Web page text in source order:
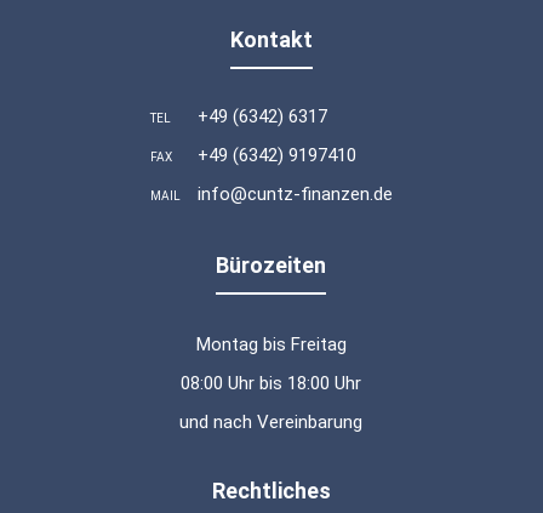
Kontakt
TEL +49 (6342) 6317
FAX +49 (6342) 9197410
MAIL info@cuntz-finanzen.de
Bürozeiten
Montag bis Freitag
08:00 Uhr bis 18:00 Uhr
und nach Vereinbarung
Rechtliches